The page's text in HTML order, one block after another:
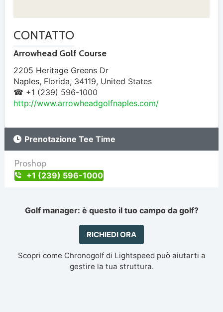
CONTATTO
Arrowhead Golf Course
2205 Heritage Greens Dr
Naples, Florida, 34119, United States
☎ +1 (239) 596-1000
http://www.arrowheadgolfnaples.com/
Prenotazione Tee Time
Proshop
+1 (239) 596-1000
Golf manager: è questo il tuo campo da golf?
RICHIEDI ORA
Scopri come Chronogolf di Lightspeed può aiutarti a
gestire la tua struttura.